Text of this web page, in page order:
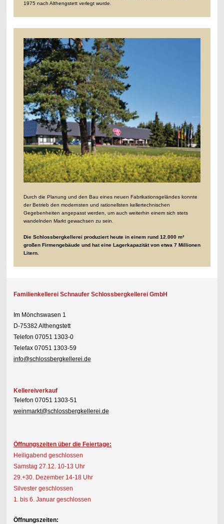
1975 nach Althengstett verlegt wurde.
Durch die Planung und den Bau eines neuen Fabrikationsgeländes konnte
der Betrieb den modernsten und rationellsten kellertechnischen
Gegebenheiten angepasst werden, um auch weiterhin einem sich stets
wandelnden Markt gewachsen zu sein.
Die Schlossbergkellerei produziert heute in einem rund 12.000 m²
großen Firmengebäude und hat eine Lagerkapazität von etwa 7 Millionen
Litern.
Familienkellerei Schnaufer Schlossbergkellerei GmbH
Im Mönchswasen 1
D-75382 Althengstett
Telefon 07051 1303-0
Telefax 07051 1303-59
info@schlossbergkellerei.de
Kellereiverkauf
Telefon 07051 1303-51
weinmarkt@schlossbergkellerei.de
Öffnungszeiten über die Feiertage:
Heiligabend geschlossen
Samstag 27.12. 10-13 Uhr
29.+30. Dezember 14-18 Uhr
Silvester geschlossen
1. bis 6. Januar geschlossen
Öffnungszeiten: